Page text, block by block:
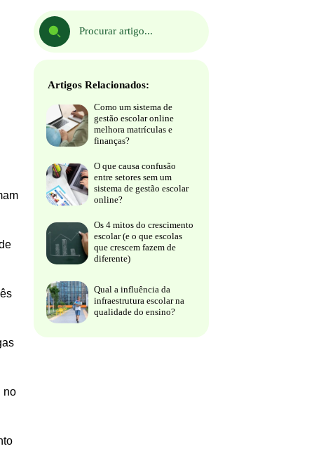
no
Artigos Relacionados:
Como um sistema de
gestão escolar online
melhora matrículas e
finanças?
O que causa confusão
entre setores sem um
sistema de gestão escolar
online?
Os 4 mitos do crescimento
escolar (e o que escolas
que crescem fazem de
diferente)
Qual a influência da
infraestrutura escolar na
qualidade do ensino?